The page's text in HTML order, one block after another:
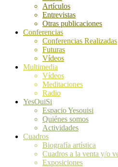
Artículos
Entrevistas
Otras publicaciones
Conferencias
Conferencias Realizadas
Futuras
Vídeos
Multimedia
Vídeos
Meditaciones
Radio
YesOuiSi
Espacio Yesouisi
Quiénes somos
Actividades
Cuadros
Biografía artística
Cuadros a la venta y/o
Exposiciones